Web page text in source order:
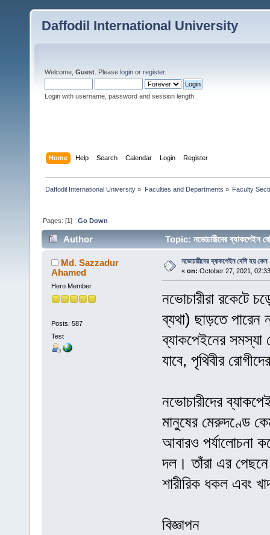
Daffodil International University
Welcome, Guest . Please login or register.
Login with username, password and session length
Home Help Search Calendar Login Register
Daffodil International University » Faculties and Departments » Faculty
Pages: [1]Go Down
Author Topic: নভোচারীদের
Md. Sazzadur
Ahamed
Hero Member
Posts: 587
Test
নভোচারীদের ব্যাকপেইন বেশি হয় কেন
« on: October 27, 2021,
নভোচারীরা রকেটে
ব্যথা) ছাড়তে পারেন
ব্যাকপেইনের সমস্যা
যাবে, পৃথিবীর
নভোচারীদের
মানুষের মেরুদণ্ডে
আবারও পর্যালোচনা
দল। তাঁরা এর পেছনে
শারীরিক ধকল এবং
বিজ্ঞাপন